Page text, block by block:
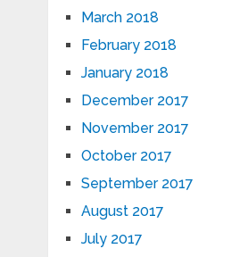
March 2018
February 2018
January 2018
December 2017
November 2017
October 2017
September 2017
August 2017
July 2017